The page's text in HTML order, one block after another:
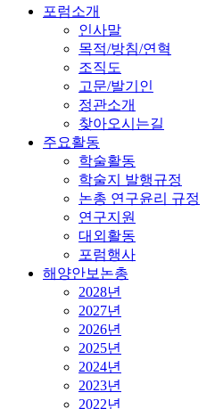
포럼소개
인사말
목적/방침/연혁
조직도
고문/발기인
정관소개
찾아오시는길
주요활동
학술활동
학술지 발행규정
논총 연구윤리 규정
연구지원
대외활동
포럼행사
해양안보논총
2028년
2027년
2026년
2025년
2024년
2023년
2022년